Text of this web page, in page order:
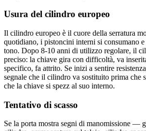
Usura del cilindro europeo
Il cilindro europeo è il cuore della serratura
quotidiano, i pistoncini interni si consumano
tono. Dopo 8-10 anni di utilizzo regolare, il
preciso: la chiave gira con difficoltà, va
specifico, fa attrito. Se inizi a sentire
segnale che il cilindro va sostituito prima che
che la chiave si spezz al suo interno.
Tentativo di scasso
Se la porta mostra segni di manomissione —